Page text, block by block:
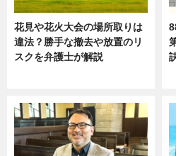
花見や花火大会の場所取りは
違法？勝手な撤去や放置のリ
スクを弁護士が解説